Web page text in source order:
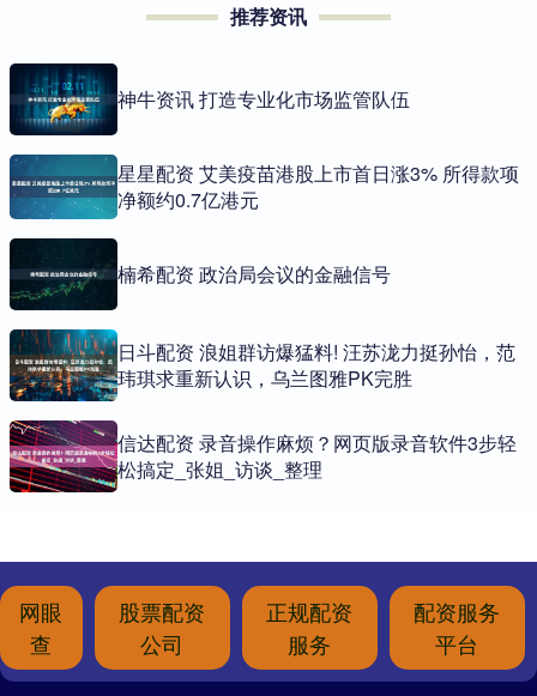
推荐资讯
神牛资讯 打造专业化市场监管队伍
星星配资 艾美疫苗港股上市首日涨3% 所得款项
净额约0.7亿港元
楠希配资 政治局会议的金融信号
日斗配资 浪姐群访爆猛料! 汪苏泷力挺孙怡，范
玮琪求重新认识，乌兰图雅PK完胜
信达配资 录音操作麻烦？网页版录音软件3步轻
松搞定_张姐_访谈_整理
网眼
查
股票配资
公司
正规配资
服务
配资服务
平台